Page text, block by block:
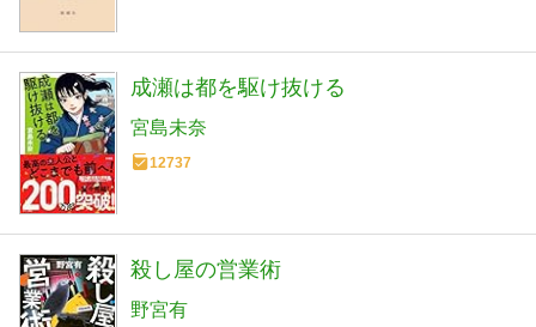
成瀬は都を駆け抜ける
宮島未奈
12737
殺し屋の営業術
野宮有